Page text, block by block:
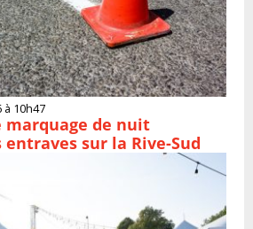
à 10h47
marquage de nuit
sur la Rive-Sud